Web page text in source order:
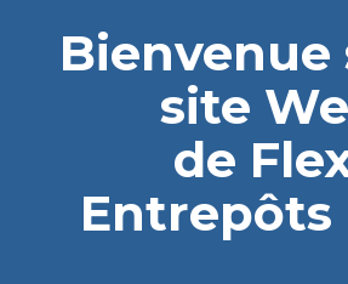
Bienvenue
site
de
Entrepôts